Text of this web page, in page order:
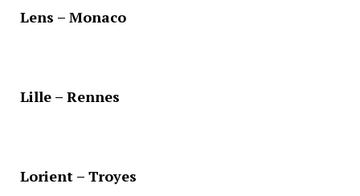
Lens – Monaco
Lille – Rennes
Lorient – Troyes